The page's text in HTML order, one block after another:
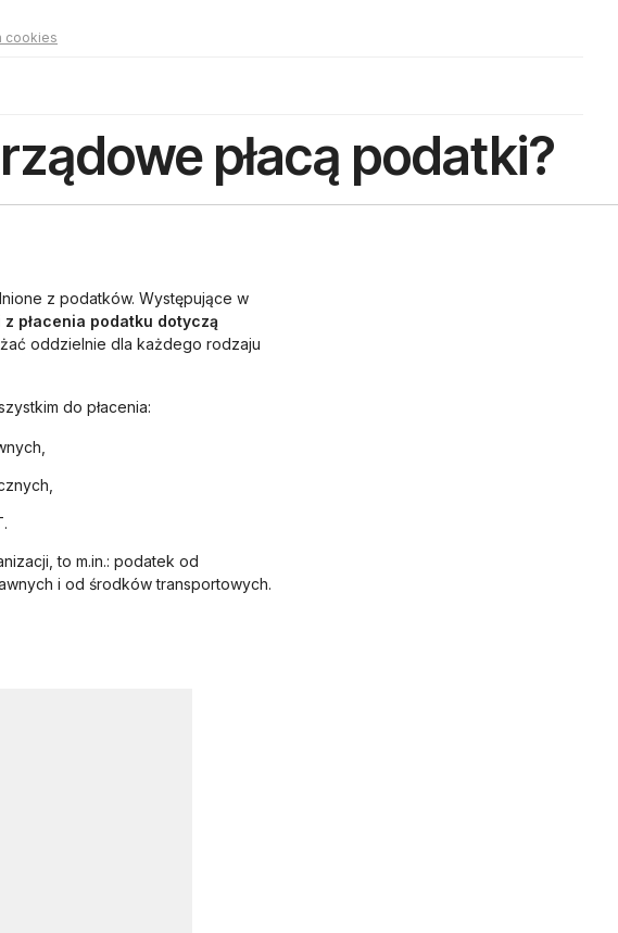
cookies
płacą podatki?
z podatków. Występujące w
płacenia podatku dotyczą
oddzielnie dla każdego rodzaju
do płacenia:
to m.in.: podatek od
i od środków transportowych.